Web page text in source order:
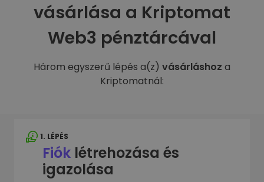
vásárlása a Kriptomat
Web3 pénztárcával
Három egyszerű lépés a(z) vásárláshoz a
Kriptomatnál:
1. LÉPÉS
Fiók létrehozása és
igazolása